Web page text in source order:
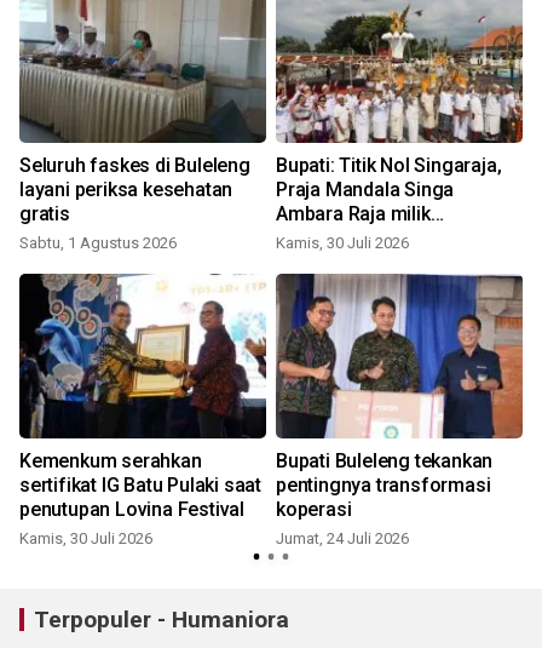
Seluruh faskes di Buleleng
layani periksa kesehatan
gratis
Sabtu, 1 Agustus 2026
Bupati: Titik Nol Singaraja,
Praja Mandala Singa
Ambara Raja milik
masyarakat Buleleng
Kamis, 30 Juli 2026
Kemenkum serahkan
sertifikat IG Batu Pulaki saat
penutupan Lovina Festival
Kamis, 30 Juli 2026
Bupati Buleleng tekankan
pentingnya transformasi
koperasi
Jumat, 24 Juli 2026
Terpopuler - Humaniora